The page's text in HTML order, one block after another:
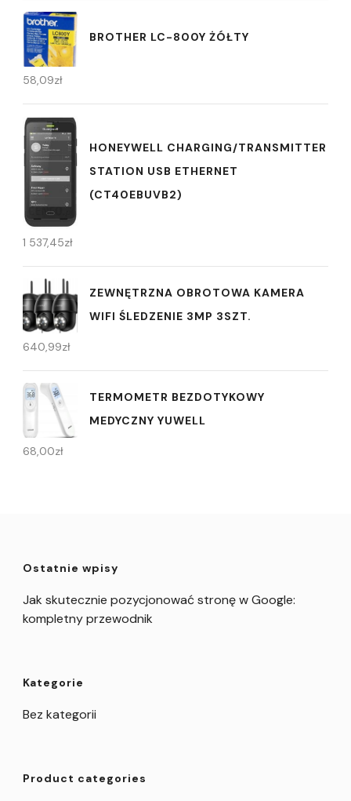
BROTHER LC-800Y ŻÓŁTY
58,09zł
HONEYWELL CHARGING/TRANSMITTER
STATION USB ETHERNET
(CT40EBUVB2)
1 537,45zł
ZEWNĘTRZNA OBROTOWA KAMERA
WIFI ŚLEDZENIE 3MP 3SZT.
640,99zł
TERMOMETR BEZDOTYKOWY
MEDYCZNY YUWELL
68,00zł
Ostatnie wpisy
Jak skutecznie pozycjonować stronę w Google:
kompletny przewodnik
Kategorie
Bez kategorii
Product categories